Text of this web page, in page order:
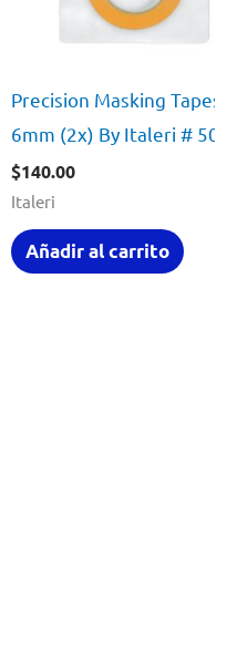
Precision Masking Tapes
6mm (2x) By Italeri #
$140.00
Italeri
Añadir al carrito